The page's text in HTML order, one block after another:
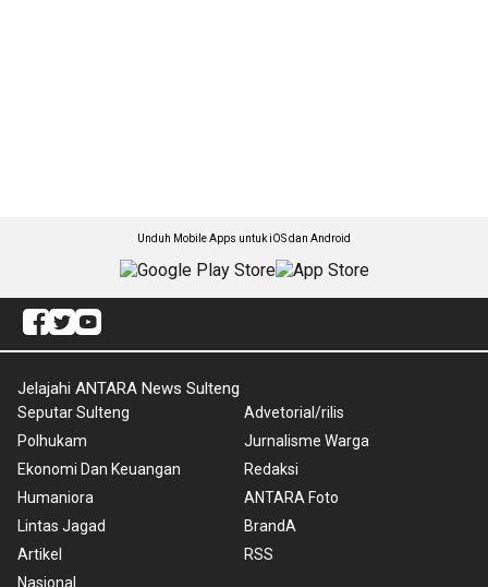
Unduh Mobile Apps untuk iOS dan Android
Jelajahi ANTARA News Sulteng
Seputar Sulteng
Polhukam
Ekonomi Dan Keuangan
Humaniora
Lintas Jagad
Artikel
Nasional
Advetorial/rilis
Jurnalisme Warga
Redaksi
ANTARA Foto
BrandA
RSS